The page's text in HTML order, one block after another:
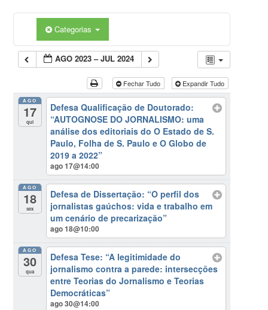
Categorias
AGO 2023 – JUL 2024
Fechar Tudo Expandir Tudo
AGO
17
qui
Defesa Qualificação de Doutorado:
“AUTOGNOSE DO JORNALISMO: uma
análise dos editoriais do O Estado de S.
Paulo, Folha de S. Paulo e O Globo de
2019 a 2022”
ago 17@14:00
AGO
18
sex
Defesa de Dissertação: “O perfil dos
jornalistas gaúchos: vida e trabalho em
um cenário de precarização”
ago 18@10:00
AGO
30
qua
Defesa Tese: “A legitimidade do
jornalismo contra a parede: intersecções
entre Teorias do Jornalismo e Teorias
Democráticas”
ago 30@14:00